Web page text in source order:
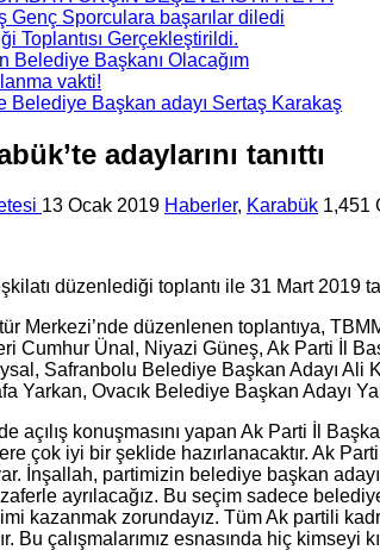
Genç Sporculara başarılar diledi
Toplantısı Gerçekleştirildi.
Belediye Başkanı Olacağım
vakti!
Belediye Başkan adayı Sertaş Karakaş
adaylarını tanıttı
13 Ocak 2019 Haberler, Karabük 1,451
düzenlediği toplantı ile 31 Mart 2019
Merkezi’nde düzenlenen toplantıya,
Cumhur Ünal, Niyazi Güneş, Ak Parti İl
Safranbolu Belediye Başkan Adayı
Yarkan, Ovacık Belediye Başkan Adayı
açılış konuşmasını yapan Ak Parti İl
çok iyi bir şeklide hazırlanacaktır. Ak
İnşallah, partimizin belediye başkan
ayrılacağız. Bu seçim sadece
kazanmak zorundayız. Tüm Ak partili
Bu çalışmalarımız esnasında hiç